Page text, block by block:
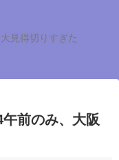
見得切りすぎた
午前のみ、大阪